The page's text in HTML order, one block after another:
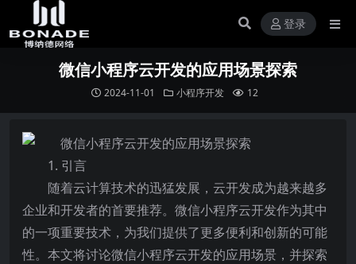
登录
微信小程序云开发的应用场景探索
2024-11-01 小程序开发 12
1. 引言
随着云计算技术的迅猛发展，云开发成为越来越多
企业和开发者的首要推荐。微信小程序云开发作为其中
的一项重要技术，为我们提供了更多便利和创新的可能
性。本文将讨论微信小程序云开发的应用场景，并探索